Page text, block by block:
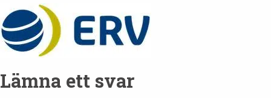
Lämna ett svar